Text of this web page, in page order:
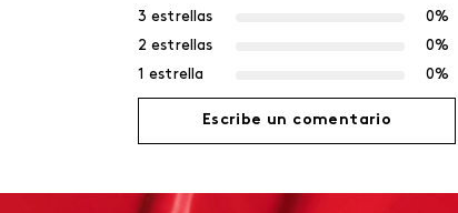
3 estrellas
0%
2 estrellas
0%
1 estrella
0%
Escribe un comentario
Agregar comentario